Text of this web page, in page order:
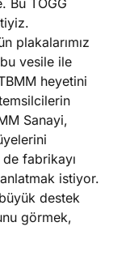
Bu TOGG
plakalarımız
vesile ile
heyetini
Sanayi,
fabrikayı
istiyor.
destek
görmek,